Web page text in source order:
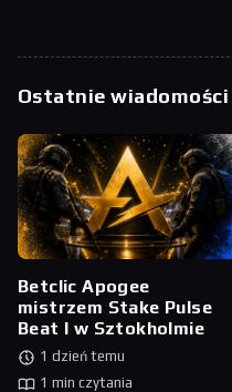
Ostatnie wiadomości
Betclic Apogee
mistrzem Stake Pulse
Beat I w Sztokholmie
1 dzień temu
1 min czytania